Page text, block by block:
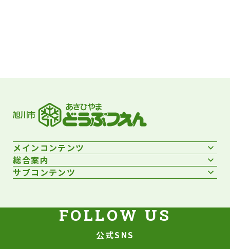
メインコンテンツ
総合案内
サブコンテンツ
公式SNS